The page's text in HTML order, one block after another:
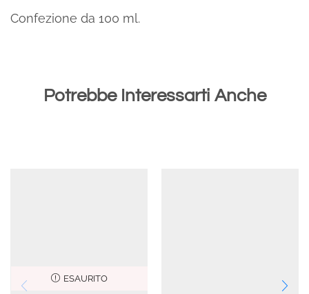
Confezione da 100 ml.
Potrebbe Interessarti Anche
ESAURITO